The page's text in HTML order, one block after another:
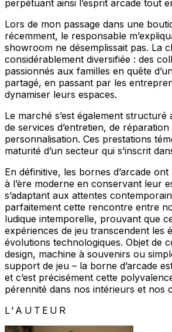
perpétuant ainsi l’esprit arcade tout
Lors de mon passage dans une
récemment, le responsable
showroom ne désemplissait pas. La
considérablement diversifiée : des
passionnés aux familles en quête
partagé, en passant par les
dynamiser leurs espaces.
Le marché s’est également structuré
de services d’entretien, de réparation
personnalisation. Ces prestations
maturité d’un secteur qui s’inscrit
En définitive, les bornes d’arcade
à l’ère moderne en conservant leur
s’adaptant aux attentes
parfaitement cette rencontre entre
ludique intemporelle, prouvant que
expériences de jeu transcendent les
évolutions technologiques. Objet de
design, machine à souvenirs ou
support de jeu – la borne d’arcade
et c’est précisément cette
pérennité dans nos intérieurs et nos
L'AUTEUR